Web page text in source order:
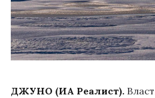
ДЖУНО (ИА Реалист).